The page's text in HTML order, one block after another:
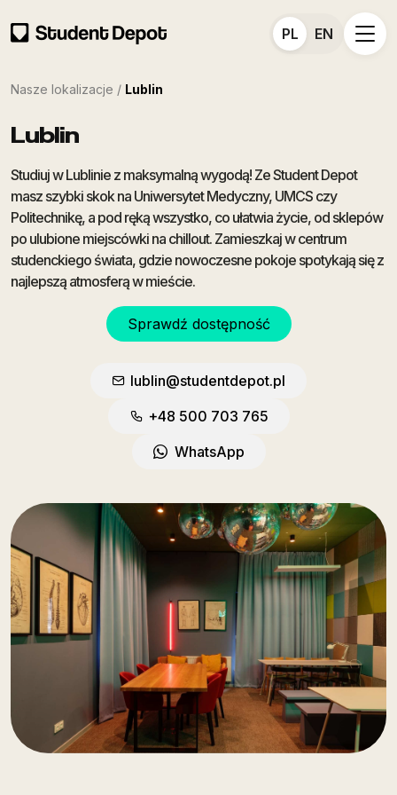
PL EN
Nasze lokalizacje / Lublin
Lublin
Studiuj w Lublinie z maksymalną wygodą! Ze Student Depot
masz szybki skok na Uniwersytet Medyczny, UMCS czy
Politechnikę, a pod ręką wszystko, co ułatwia życie, od sklepów
po ulubione miejscówki na chillout. Zamieszkaj w centrum
studenckiego świata, gdzie nowoczesne pokoje spotykają się z
najlepszą atmosferą w mieście.
Sprawdź dostępność
lublin@studentdepot.pl
+48 500 703 765
WhatsApp